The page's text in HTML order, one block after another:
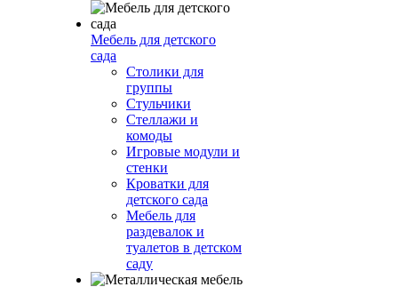
Мебель для детского
сада
Столики для
группы
Стульчики
Стеллажи и
комоды
Игровые модули и
стенки
Кроватки для
детского сада
Мебель для
раздевалок и
туалетов в детском
саду